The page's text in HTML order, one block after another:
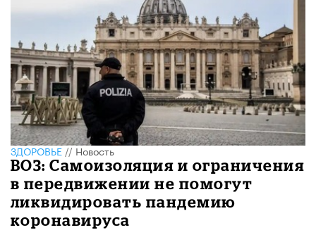
ЗДОРОВЬЕ//Новость
ВОЗ: Самоизоляция и ограничения
в передвижении не помогут
ликвидировать пандемию
коронавируса